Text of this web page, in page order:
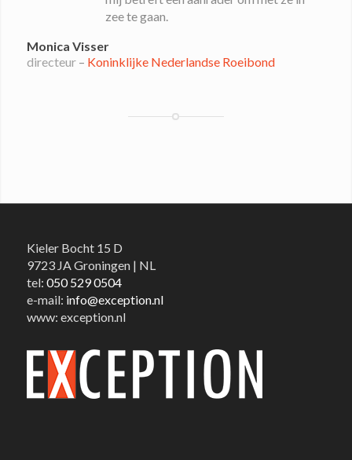
zee te gaan.
Monica Visser
directeur– Koninklijke Nederlandse Roeibond
Kieler Bocht 15 D
9723 JA Groningen | NL
tel: 050 529 0504
e-mail: info@exception.nl
www: exception.nl